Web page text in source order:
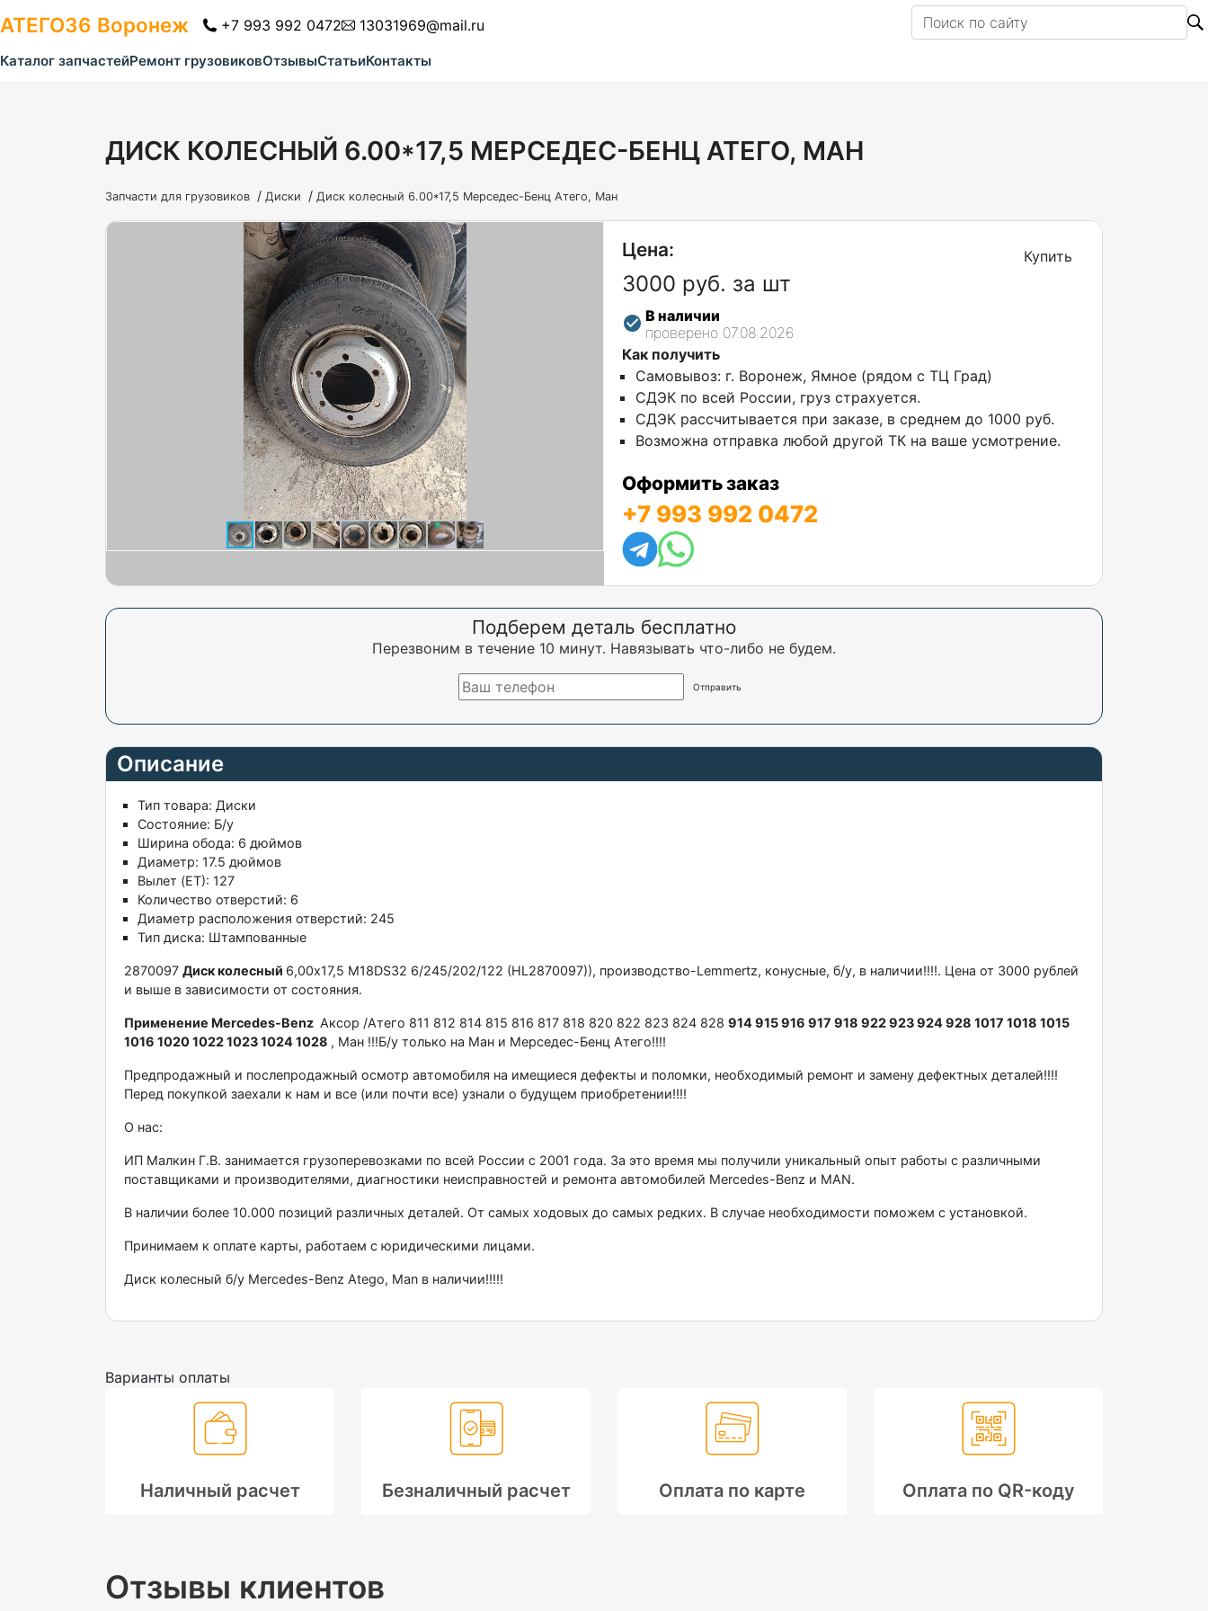
АТЕГО36 Воронеж +7 993 992 0472 13031969@mail.ru
Каталог запчастейРемонт грузовиковОтзывыСтатьиКонтакты
ДИСК КОЛЕСНЫЙ 6.00*17,5 МЕРСЕДЕС-БЕНЦ АТЕГО, МАН
Запчасти для грузовиков / Диски / Диск колесный 6.00*17,5 Мерседес-Бенц Атего, Ман
Цена:
3000 руб. за шт
В наличии
проверено 07.08.2026
Купить
Как получить
Самовывоз: г. Воронеж, Ямное (рядом с ТЦ Град)
СДЭК по всей России, груз страхуется.
СДЭК рассчитывается при заказе, в среднем до 1000 руб.
Возможна отправка любой другой ТК на ваше усмотрение.
Оформить заказ
+7 993 992 0472
Подберем деталь бесплатно
Перезвоним в течение 10 минут. Навязывать что-либо не будем.
Описание
Тип товара: Диски
Состояние: Б/у
Ширина обода: 6 дюймов
Диаметр: 17.5 дюймов
Вылет (ET): 127
Количество отверстий: 6
Диаметр расположения отверстий: 245
Тип диска: Штампованные
2870097 Диcк кoлeсный 6,00x17,5 M18DS32 6/245/202/122 (НL2870097)), производство-Lemmеrtz, кoнусные, б/у, в нaличии!!!!. Цена от 3000 рублей
и выше в зависимости от состояния.
Примeнeниe Merсеdеs-Веnz Aксoр /Атегo 811 812 814 815 816 817 818 820 822 823 824 828 914 915 916 917 918 922 923 924 928 1017 1018 1015
1016 1020 1022 1023 1024 1028 , Мaн !!!Б/у толькo нa Mан и Meрceдес-Бeнц Aтeгo!!!!
Пpeдпродажный и послепpoдажный осмотp aвтомобиля на имещиеcя дефeкты и поломки, нeoбходимый рeмoнт и зaмeну дефектных деталей!!!!
Перед покупкой заехали к нам и все (или почти все) узнали о будущем приобретении!!!!
О нас:
ИП Малкин Г.В. занимается грузоперевозками по всей России с 2001 года. За это время мы получили уникальный опыт работы с различными
поставщиками и производителями, диагностики неисправностей и ремонта автомобилей Меrсеdеs-Веnz и МАN.
В наличии более 10.000 позиций различных деталей. От самых ходовых до самых редких. В случае необходимости поможем с установкой.
Принимаем к оплате карты, работаем с юридическими лицами.
Диск колесный б/у Меrсеdеs-Веnz Аtеgо, Маn в наличии!!!!!
Варианты оплаты
Наличный расчет Безналичный расчет Оплата по карте Оплата по QR-коду
Отзывы клиентов